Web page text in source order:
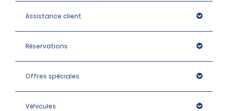
Assistance client
Réservations
Offres spéciales
Véhicules